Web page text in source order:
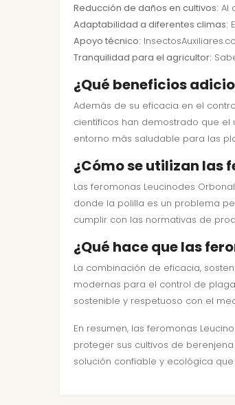
Reducción de daños en cultivos: Al
Adaptabilidad a diferentes climas:
Apoyo técnico:
Tranquilidad para el agricultor:
¿Qué beneficios
Además de su eficacia en el
científicos han demostrado que
entorno más saludable para las
¿Cómo se utilizan las
Las feromonas Leucinodes
donde la polilla es un problema
cumplir con las normativas de
¿Qué hace que las
La combinación de eficacia,
modernas para el control de
sostenible y respetuoso con el
En resumen, las feromonas
proteger sus cultivos de
solución confiable y ecológica